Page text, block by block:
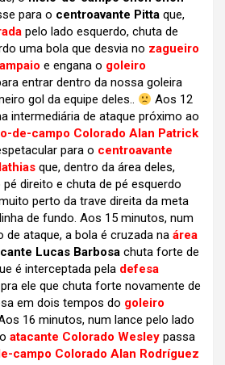
para o centroavante Pitta que,
pelo lado esquerdo, chuta de
uma bola que desvia no zagueiro
e engana o goleiro
entrar dentro da nossa goleira
gol da equipe deles..
Aos 12
intermediária de ataque próximo ao
de-campo Colorado Alan Patrick
para o centroavante
que, dentro da área deles,
direito e chuta de pé esquerdo
perto da trave direita da meta
de fundo. Aos 15 minutos, num
de ataque, a bola é cruzada na área
Lucas Barbosa chuta forte de
é interceptada pela defesa
ele que chuta forte novamente de
em dois tempos do goleiro
16 minutos, num lance pelo lado
atacante Colorado Wesley passa
campo Colorado Alan Rodríguez